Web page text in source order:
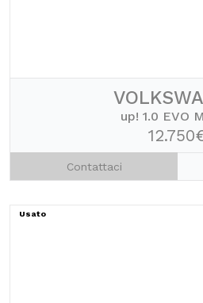
up! 1.0 EVO
Contattaci
Usato